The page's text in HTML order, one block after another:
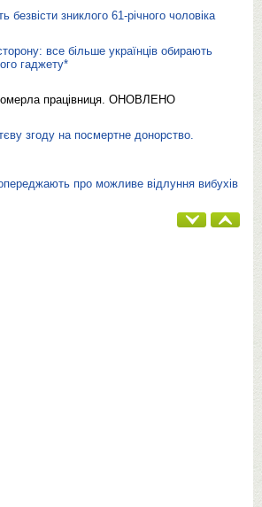
безвісти зниклого 61-річного чоловіка
все більше українців обирають
гаджету*
працівниця. ОНОВЛЕНО
згоду на посмертне донорство.
про можливе відлуння вибухів